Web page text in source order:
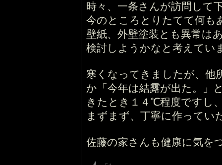
時々、一条さんが訪問して
今のところとりたてて何も
壁紙、外壁塗装とも異常は
検討しようかなと考えてい
寒くなってきましたが、他
か「今年は結露が出た。」
きたとき１４℃程度ですし
まずまず、丁寧に作ってい
佐藤の家さんも健康に気を